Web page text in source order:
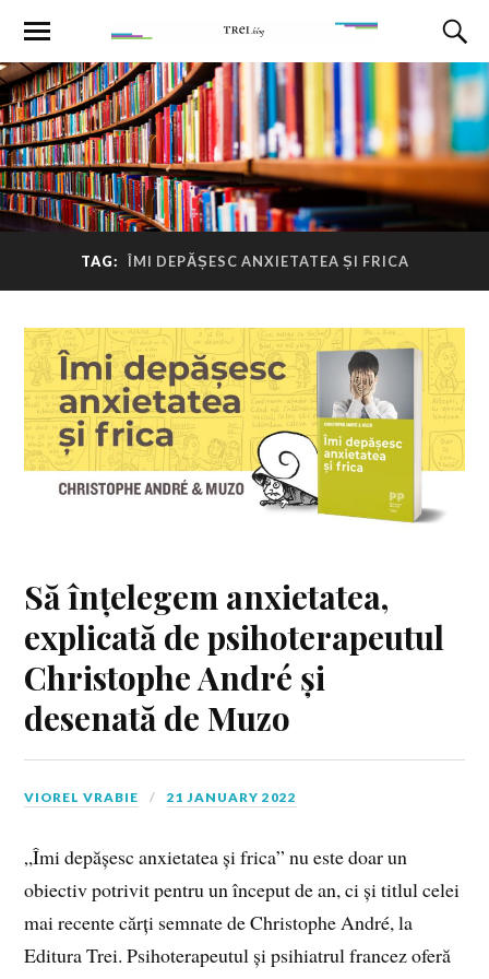
TAG: ÎMI DEPĂȘESC ANXIETATEA ȘI FRICA
Să înțelegem anxietatea,
explicată de psihoterapeutul
Christophe André și
desenată de Muzo
VIOREL VRABIE 21 JANUARY 2022
„Îmi depășesc anxietatea și frica” nu este doar un
obiectiv potrivit pentru un început de an, ci și titlul celei
mai recente cărți semnate de Christophe André, la
Editura Trei. Psihoterapeutul și psihiatrul francez oferă